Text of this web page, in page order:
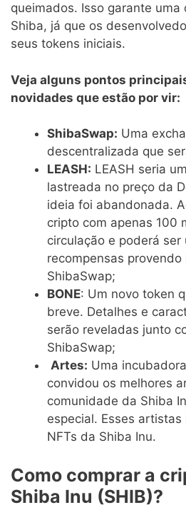
queimados. Isso garante
Shiba, já que os
seus tokens iniciais.
Veja alguns pontos
novidades que estão por vir:
ShibaSwap: Uma
descentralizada que
LEASH: LEASH seria
lastreada no preço da
ideia foi abandonada.
cripto com apenas 100
circulação e poderá
recompensas
ShibaSwap;
BONE: Um novo token
breve. Detalhes e
serão reveladas junto
ShibaSwap;
Artes: Uma
convidou os melhores
comunidade da Shiba
especial. Esses
NFTs da Shiba Inu.
Como comprar a
Shiba Inu (SHIB)?